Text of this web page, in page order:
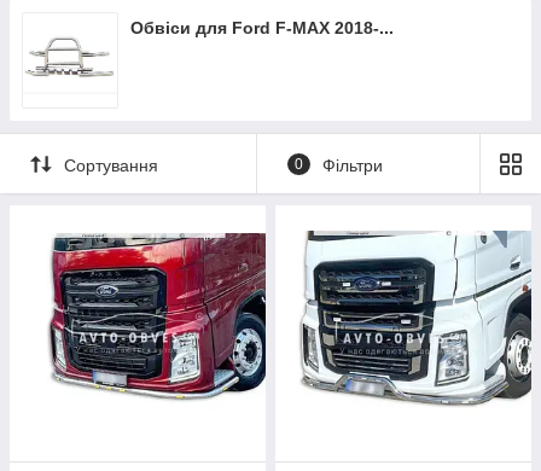
Обвіси для Ford F-MAX 2018-...
Сортування 0 Фільтри